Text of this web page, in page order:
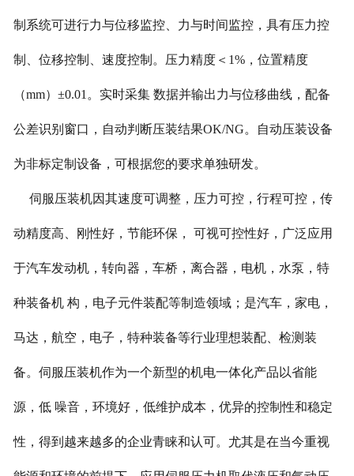
制系统可进行力与位移监控、力与时间监控，具有压力控
制、位移控制、速度控制。压力精度＜1%，位置精度
（mm）±0.01。实时采集 数据并输出力与位移曲线，配备
公差识别窗口，自动判断压装结果OK/NG。自动压装设备
为非标定制设备，可根据您的要求单独研发。
伺服压装机因其速度可调整，压力可控，行程可控，传
动精度高、刚性好，节能环保， 可视可控性好，广泛应用
于汽车发动机，转向器，车桥，离合器，电机，水泵，特
种装备机 构，电子元件装配等制造领域；是汽车，家电，
马达，航空，电子，特种装备等行业理想装配、检测装
备。伺服压装机作为一个新型的机电一体化产品以省能
源，低 噪音，环境好，低维护成本，优异的控制性和稳定
性，得到越来越多的企业青睐和认可。尤其是在当今重视